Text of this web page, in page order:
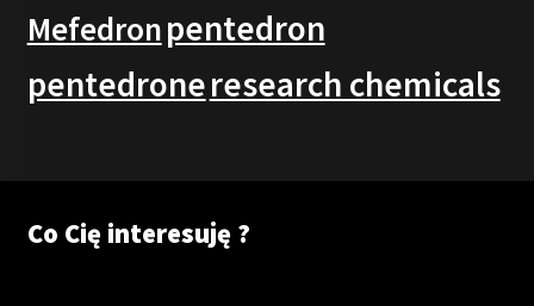
Mefedronpentedron
pentedroneresearch chemicals
Co Cię interesuję ?